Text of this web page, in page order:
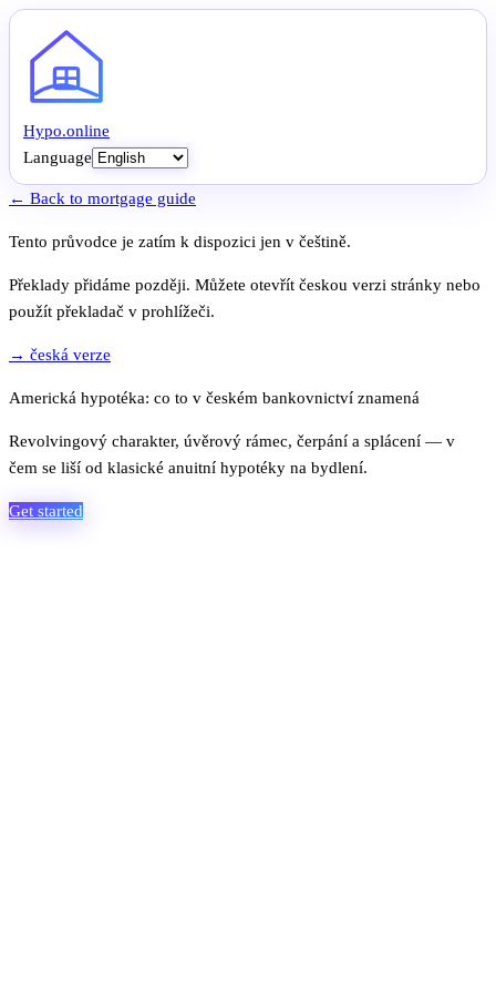
Hypo.online
Language
← Back to mortgage guide
Tento průvodce je zatím k dispozici jen v češtině.
Překlady přidáme později. Můžete otevřít českou verzi stránky nebo
použít překladač v prohlížeči.
→ česká verze
Americká hypotéka: co to v českém bankovnictví znamená
Revolvingový charakter, úvěrový rámec, čerpání a splácení — v
čem se liší od klasické anuitní hypotéky na bydlení.
Get started